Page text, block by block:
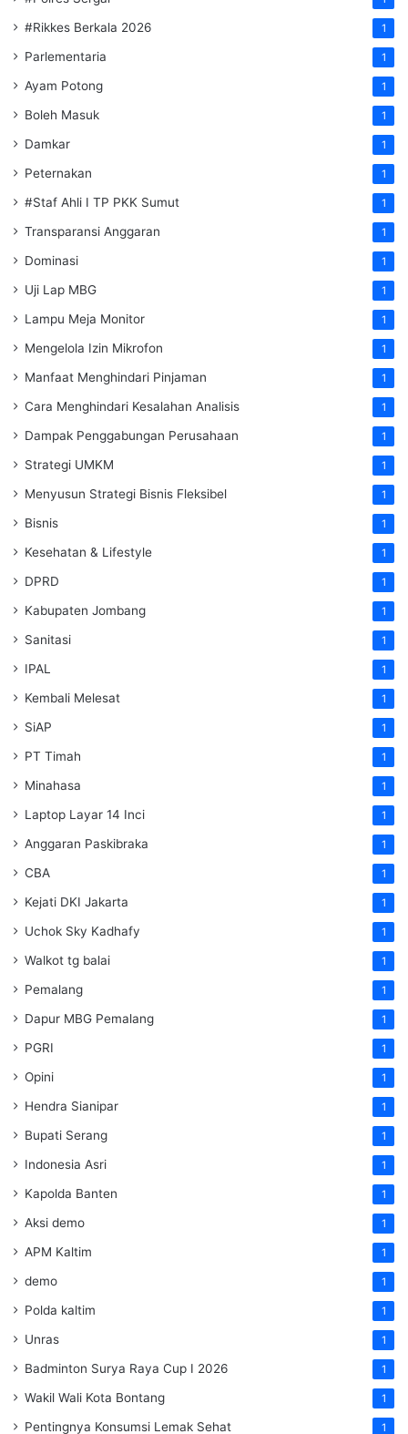
#Rikkes Berkala 2026 1
Parlementaria 1
Ayam Potong 1
Boleh Masuk 1
Damkar 1
Peternakan 1
#Staf Ahli I TP PKK Sumut 1
Transparansi Anggaran 1
Dominasi 1
Uji Lap MBG 1
Lampu Meja Monitor 1
Mengelola Izin Mikrofon 1
Manfaat Menghindari Pinjaman 1
Cara Menghindari Kesalahan Analisis 1
Dampak Penggabungan Perusahaan 1
Strategi UMKM 1
Menyusun Strategi Bisnis Fleksibel 1
Bisnis 1
Kesehatan & Lifestyle 1
DPRD 1
Kabupaten Jombang 1
Sanitasi 1
IPAL 1
Kembali Melesat 1
SiAP 1
PT Timah 1
Minahasa 1
Laptop Layar 14 Inci 1
Anggaran Paskibraka 1
CBA 1
Kejati DKI Jakarta 1
Uchok Sky Kadhafy 1
Walkot tg balai 1
Pemalang 1
Dapur MBG Pemalang 1
PGRI 1
Opini 1
Hendra Sianipar 1
Bupati Serang 1
Indonesia Asri 1
Kapolda Banten 1
Aksi demo 1
APM Kaltim 1
demo 1
Polda kaltim 1
Unras 1
Badminton Surya Raya Cup I 2026 1
Wakil Wali Kota Bontang 1
Pentingnya Konsumsi Lemak Sehat 1